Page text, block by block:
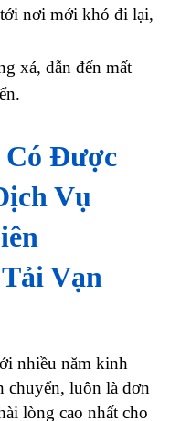
Được
Vụ
Vạn
nhiều năm kinh
luôn là đơn
lòng cao nhất cho
đồ liên
đánh giá cao
Dịch Vụ Thuê